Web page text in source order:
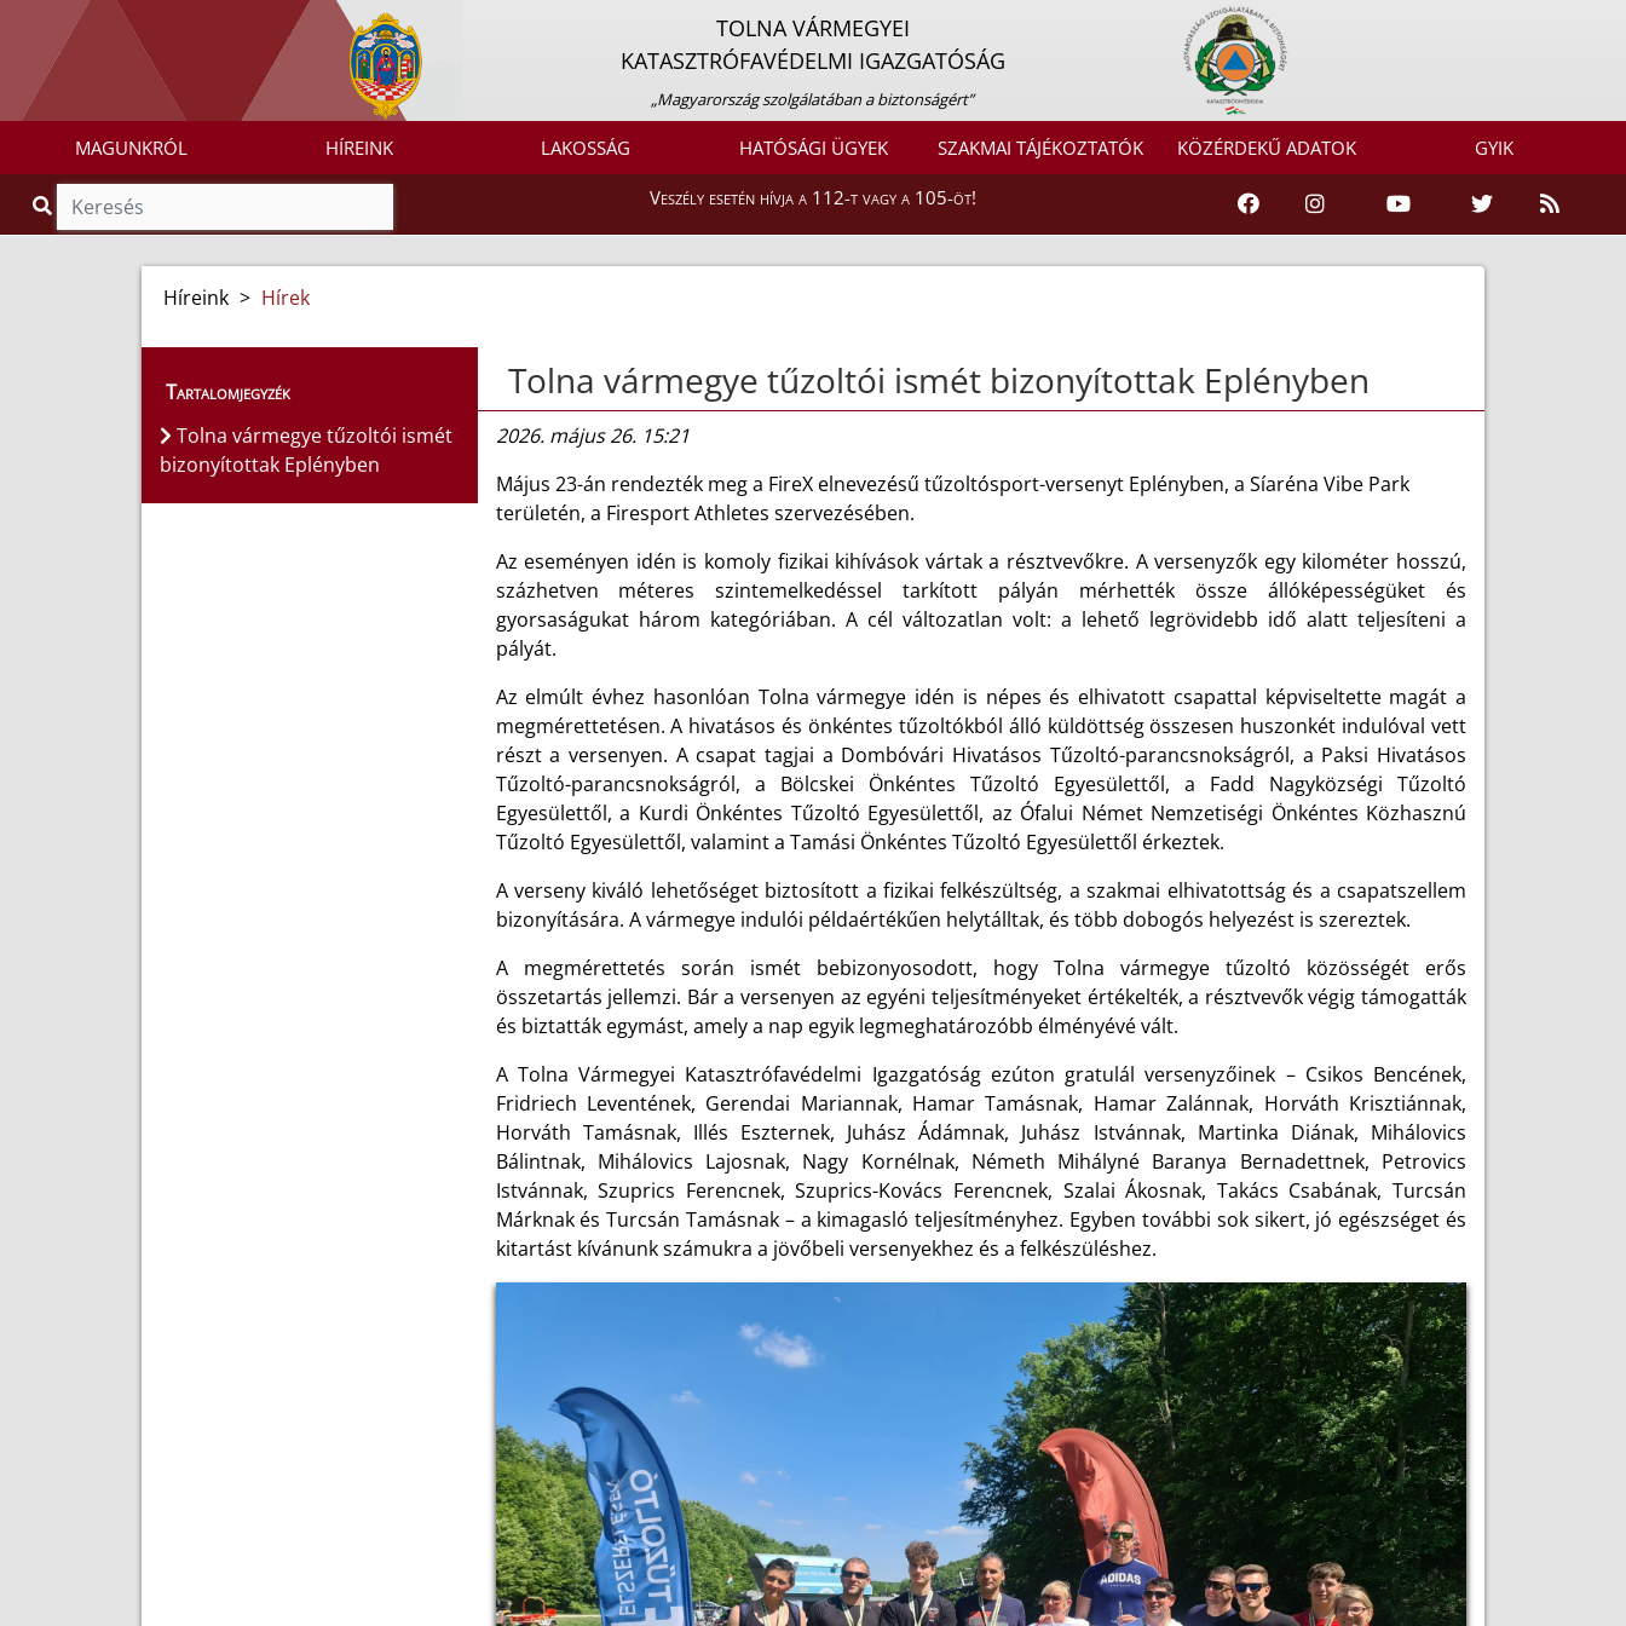
TOLNA VÁRMEGYEI
KATASZTRÓFAVÉDELMI IGAZGATÓSÁG
„Magyarország szolgálatában a biztonságért”
MAGUNKRÓL HÍREINK LAKOSSÁG HATÓSÁGI ÜGYEK SZAKMAI TÁJÉKOZTATÓK KÖZÉRDEKŰ ADATOK GYIK
Veszély esetén hívja a 112-t vagy a 105-öt!
Híreink > Hírek
Tartalomjegyzék
Tolna vármegye tűzoltói ismét
bizonyítottak Eplényben
Tolna vármegye tűzoltói ismét bizonyítottak Eplényben
2026. május 26. 15:21
Május 23-án rendezték meg a FireX elnevezésű tűzoltósport-versenyt Eplényben, a Síaréna Vibe Park
területén, a Firesport Athletes szervezésében.
Az eseményen idén is komoly fizikai kihívások vártak a résztvevőkre. A versenyzők egy kilométer hosszú,
százhetven méteres szintemelkedéssel tarkított pályán mérhették össze állóképességüket és
gyorsaságukat három kategóriában. A cél változatlan volt: a lehető legrövidebb idő alatt teljesíteni a
pályát.
Az elmúlt évhez hasonlóan Tolna vármegye idén is népes és elhivatott csapattal képviseltette magát a
megmérettetésen. A hivatásos és önkéntes tűzoltókból álló küldöttség összesen huszonkét indulóval vett
részt a versenyen. A csapat tagjai a Dombóvári Hivatásos Tűzoltó-parancsnokságról, a Paksi Hivatásos
Tűzoltó-parancsnokságról, a Bölcskei Önkéntes Tűzoltó Egyesülettől, a Fadd Nagyközségi Tűzoltó
Egyesülettől, a Kurdi Önkéntes Tűzoltó Egyesülettől, az Ófalui Német Nemzetiségi Önkéntes Közhasznú
Tűzoltó Egyesülettől, valamint a Tamási Önkéntes Tűzoltó Egyesülettől érkeztek.
A verseny kiváló lehetőséget biztosított a fizikai felkészültség, a szakmai elhivatottság és a csapatszellem
bizonyítására. A vármegye indulói példaértékűen helytálltak, és több dobogós helyezést is szereztek.
A megmérettetés során ismét bebizonyosodott, hogy Tolna vármegye tűzoltó közösségét erős
összetartás jellemzi. Bár a versenyen az egyéni teljesítményeket értékelték, a résztvevők végig támogatták
és biztatták egymást, amely a nap egyik legmeghatározóbb élményévé vált.
A Tolna Vármegyei Katasztrófavédelmi Igazgatóság ezúton gratulál versenyzőinek – Csikos Bencének,
Fridriech Leventének, Gerendai Mariannak, Hamar Tamásnak, Hamar Zalánnak, Horváth Krisztiánnak,
Horváth Tamásnak, Illés Eszternek, Juhász Ádámnak, Juhász Istvánnak, Martinka Diának, Mihálovics
Bálintnak, Mihálovics Lajosnak, Nagy Kornélnak, Németh Mihályné Baranya Bernadettnek, Petrovics
Istvánnak, Szuprics Ferencnek, Szuprics-Kovács Ferencnek, Szalai Ákosnak, Takács Csabának, Turcsán
Márknak és Turcsán Tamásnak – a kimagasló teljesítményhez. Egyben további sok sikert, jó egészséget és
kitartást kívánunk számukra a jövőbeli versenyekhez és a felkészüléshez.